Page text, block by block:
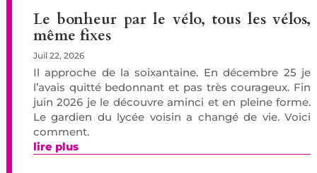
Le bonheur par le vélo, tous les vélos,
même fixes
Juil 22, 2026
Il approche de la soixantaine. En décembre 25 je
l’avais quitté bedonnant et pas très courageux. Fin
juin 2026 je le découvre aminci et en pleine forme.
Le gardien du lycée voisin a changé de vie. Voici
comment.
lire plus